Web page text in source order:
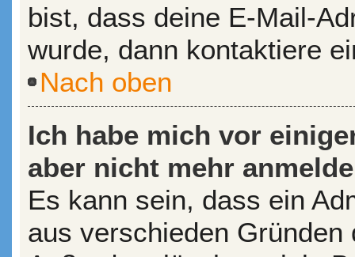
bist, dass deine E-Mail-
wurde, dann kontaktiere
Nach oben
Ich habe mich vor
aber nicht mehr
Es kann sein, dass ein
aus verschieden